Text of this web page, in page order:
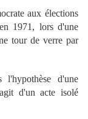
aux élections
1971, lors d'une
tour de verre par
l'hypothèse d'une
d'un acte isolé